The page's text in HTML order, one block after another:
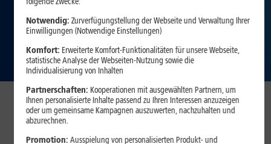
vierten deutschen
Mobilfunknetz
Montabaur, 30. März 2023.Die 1&1 AG treibt den
Notwendig: Zurverfügungstellung der Webseite und Verwaltung Ihrer
Einwilligungen (Notwendige Einstellungen)
Komfort: Erweiterte Komfort-Funktionalitäten für unsere Webseite,
statistische Analyse der Webseiten-Nutzung sowie die
Individualisierung von Inhalten
Partnerschaften: Kooperationen mit ausgewählten Partnern, um
Ihnen personalisierte Inhalte passend zu Ihren Interessen anzuzeigen
oder um gemeinsame Kampagnen auszuwerten, nachzuhalten und
abzurechnen.
Promotion:Ausspielung von personalisierten Produkt- und